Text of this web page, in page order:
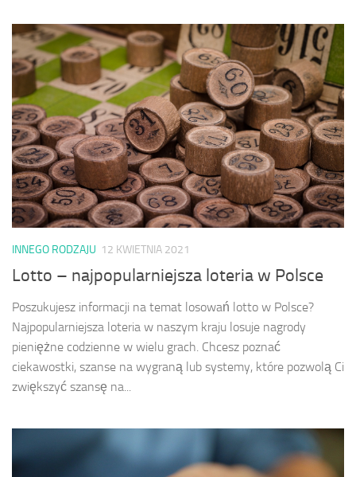
INNEGO RODZAJU 12 KWIETNIA 2021
Lotto – najpopularniejsza loteria w Polsce
Poszukujesz informacji na temat losowań lotto w Polsce?
Najpopularniejsza loteria w naszym kraju losuje nagrody
pieniężne codzienne w wielu grach. Chcesz poznać
ciekawostki, szanse na wygraną lub systemy, które pozwolą Ci
zwiększyć szansę na...